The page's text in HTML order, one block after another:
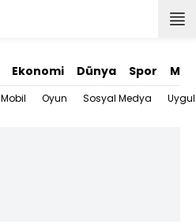
Ekonomi Dünya Spor
Mobil Oyun Sosyal Medya